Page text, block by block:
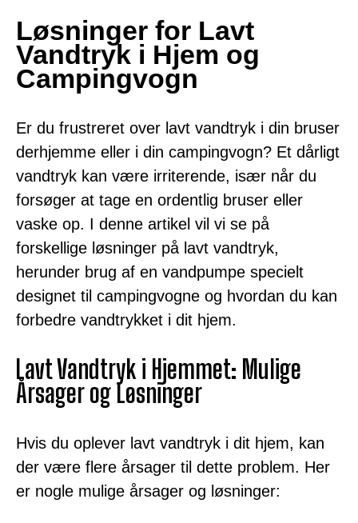
Løsninger for Lavt
Vandtryk i Hjem og
Campingvogn
Er du frustreret over lavt vandtryk i din bruser
derhjemme eller i din campingvogn? Et dårligt
vandtryk kan være irriterende, især når du
forsøger at tage en ordentlig bruser eller
vaske op. I denne artikel vil vi se på
forskellige løsninger på lavt vandtryk,
herunder brug af en vandpumpe specielt
designet til campingvogne og hvordan du kan
forbedre vandtrykket i dit hjem.
Lavt Vandtryk i Hjemmet: Mulige
Årsager og Løsninger
Hvis du oplever lavt vandtryk i dit hjem, kan
der være flere årsager til dette problem. Her
er nogle mulige årsager og løsninger: